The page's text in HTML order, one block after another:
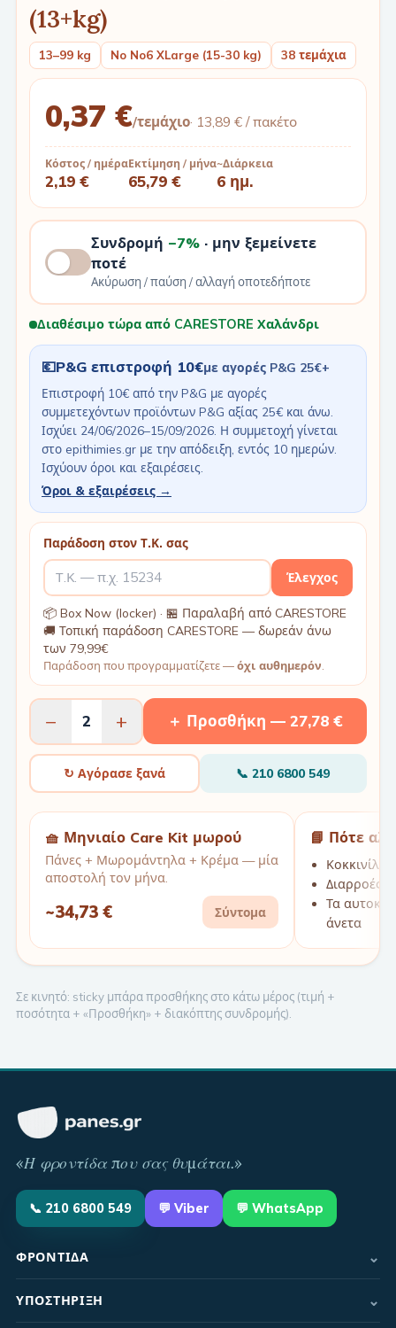
(13+kg)
13–99 kg No No6 XLarge (15-30 kg) 38 τεμάχια
0,37 €/τεμάχιο· 13,89 € / πακέτο
Κόστος / ημέρα
2,19 €
Εκτίμηση / μήνα
65,79 €
~Διάρκεια
6 ημ.
Συνδρομή −7%· μην ξεμείνετε
ποτέ
Ακύρωση / παύση / αλλαγή οποτεδήποτε
Διαθέσιμο τώρα από CARESTORE Χαλάνδρι
💶P&G επιστροφή 10€με αγορές P&G 25€+
Επιστροφή 10€ από την P&G με αγορές
συμμετεχόντων προϊόντων P&G αξίας 25€ και άνω.
Ισχύει 24/06/2026–15/09/2026. Η συμμετοχή γίνεται
στο epithimies.gr με την απόδειξη, εντός 10 ημερών.
Ισχύουν όροι και εξαιρέσεις.
Όροι & εξαιρέσεις →
Παράδοση στον Τ.Κ. σας
Έλεγχος
📦 Box Now (locker) · 🏪 Παραλαβή από CARESTORE
🚚 Τοπική παράδοση CARESTORE — δωρεάν άνω
των 79,99€
Παράδοση που προγραμματίζετε —όχι αυθημερόν
− 2 + ＋ Προσθήκη — 27,78 €
↻ Αγόρασε ξανά 📞210 6800 549
🧺 Μηνιαίο Care Kit μωρού
Πάνες + Μωρομάντηλα + Κρέμα — μία
αποστολή τον μήνα.
~34,73 € Σύντομα
📘 Πότε
Διαρροές
Τα
άνετα
Σε κινητό: sticky μπάρα προσθήκης στο κάτω μέρος (τιμή +
ποσότητα + «Προσθήκη» + διακόπτης συνδρομής).
«Η φροντίδα που σας θυμάται.»
📞 210 6800 549 💬 Viber 💬 WhatsApp
ΦΡΟΝΤΊΔΑ ⌄
ΥΠΟΣΤΉΡΙΞΗ ⌄